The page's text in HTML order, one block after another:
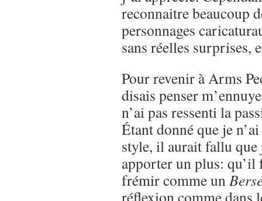
reconnaitre beaucoup
personnages
sans réelles surprises,
Pour revenir à Arms
disais penser
n’ai pas ressenti la
Étant donné que je
style, il aurait fallu que
apporter un plus: qu’il
frémir comme un
réflexion comme dans